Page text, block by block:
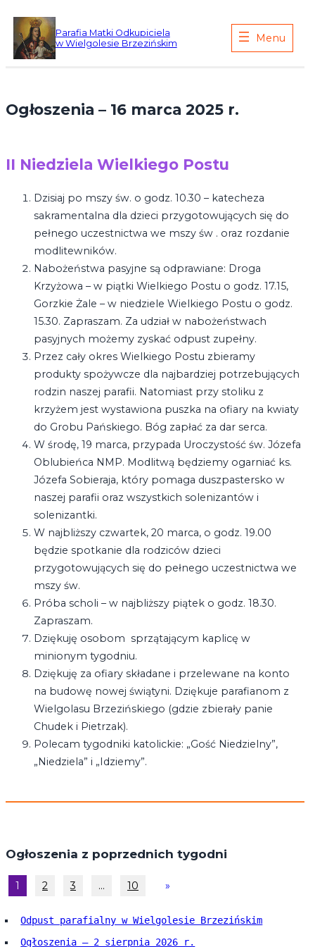
treści
Parafia Matki Odkupiciela
w Wielgolesie Brzezińskim
Ogłoszenia – 16 marca 2025 r.
II Niedziela Wielkiego Postu
Dzisiaj po mszy św. o godz. 10.30 – katecheza
sakramentalna dla dzieci przygotowujących się do
pełnego uczestnictwa we mszy św . oraz rozdanie
modlitewników.
Nabożeństwa pasyjne są odprawiane: Droga
Krzyżowa – w piątki Wielkiego Postu o godz. 17.15,
Gorzkie Żale – w niedziele Wielkiego Postu o godz.
15.30. Zapraszam. Za udział w nabożeństwach
pasyjnych możemy zyskać odpust zupełny.
Przez cały okres Wielkiego Postu zbieramy
produkty spożywcze dla najbardziej potrzebujących
rodzin naszej parafii. Natomiast przy stoliku z
krzyżem jest wystawiona puszka na ofiary na kwiaty
do Grobu Pańskiego. Bóg zapłać za dar serca.
W środę, 19 marca, przypada Uroczystość św. Józefa
Oblubieńca NMP. Modlitwą będziemy ogarniać ks.
Józefa Sobieraja, który pomaga duszpastersko w
naszej parafii oraz wszystkich solenizantów i
solenizantki.
W najbliższy czwartek, 20 marca, o godz. 19.00
będzie spotkanie dla rodziców dzieci
przygotowujących się do pełnego uczestnictwa we
mszy św.
Próba scholi – w najbliższy piątek o godz. 18.30.
Zapraszam.
Dziękuję osobom sprzątającym kaplicę w
minionym tygodniu.
Dziękuję za ofiary składane i przelewane na konto
na budowę nowej świątyni. Dziękuje parafianom z
Wielgolasu Brzezińskiego (gdzie zbierały panie
Chudek i Pietrzak).
Polecam tygodniki katolickie: „Gość Niedzielny”,
„Niedziela” i „Idziemy”.
Ogłoszenia z poprzednich tygodni
1 2 3 … 10 »
Odpust parafialny w Wielgolesie Brzezińskim
Ogłoszenia – 2 sierpnia 2026 r.